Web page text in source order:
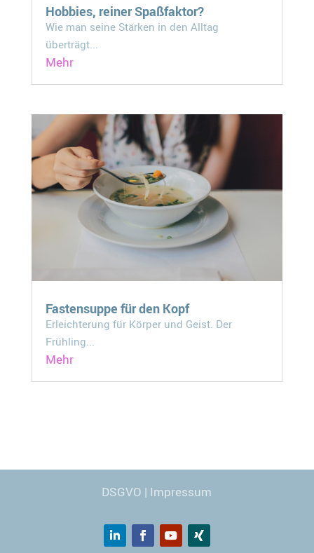
Hobbies, reiner Spaßfaktor?
Wie man seine Stärken in den Alltag
überträgt...
Mehr
Fastensuppe für den Kopf
Erleichterung für Körper und Geist. Der
Frühling...
Mehr
DSGVO | Impressum